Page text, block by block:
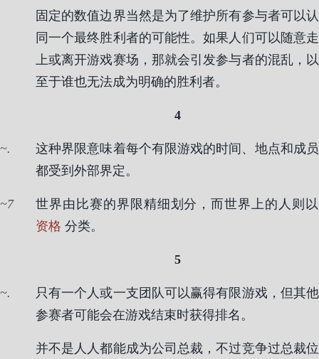
固定的数值边界当然是为了维护所有参与者可以认
同一个最终胜利者的可能性。如果人们可以随意走
上或离开游戏赛场，那就会引发参与者的混乱，以
至于谁也无法成为明确的胜利者。
4
.
这种界限意味着每个有限游戏的时间、地点和成员
都受到外部界定。
7
世界由比赛的界限精细划分，而世界上的人则以
资格 分类。
5
.
只有一个人或一支团队可以赢得有限游戏，但其他
参赛者可能会在游戏结束时获得排名。
并不是人人都能成为公司总裁，不过竞争过总裁位